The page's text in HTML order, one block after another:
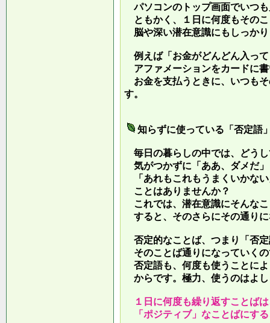
パソコンのトップ画面でいつ
ともかく、１日に何度もその
脳や深い潜在意識にもしっか
例えば「お金がどんどん入っ
アファメーションをカードに
お金を支払うときに、いつも
す。
知らずに使っている「否定語
毎日の暮らしの中では、どう
気がつかずに「ああ、ダメだ
「あれもこれもうまくいかな
ことはありませんか？
これでは、潜在意識にそんな
すると、そのさらにその通り
否定的なことば、つまり「否
そのことば通りになっていく
否定語も、何度も使うことに
からです。極力、使うのはよ
１日に何度も繰り返すことば
「ポジティブ」なことばにす